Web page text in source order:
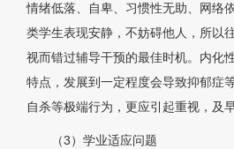
情绪低落、自卑、习惯性无助、网络
类学生表现安静，不妨碍他人，所以
视而错过辅导干预的最佳时机。内化
特点，发展到一定程度会导致抑郁症
自杀等极端行为，更应引起重视，及
（3）学业适应问题